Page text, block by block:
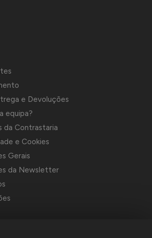
e Devoluções
equipa?
da Contrastaria
e Cookies
Gerais
da Newsletter